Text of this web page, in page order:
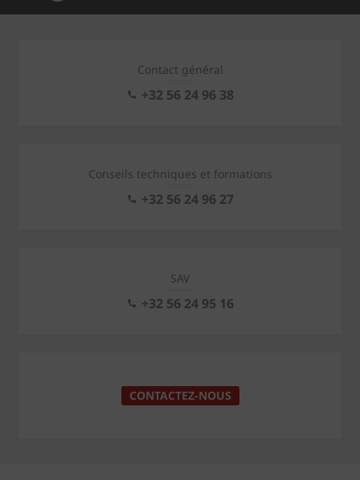
Contact général
+32 56 24 96 38
Conseils techniques et formations
+32 56 24 96 27
SAV
+32 56 24 95 16
CONTACTEZ-NOUS